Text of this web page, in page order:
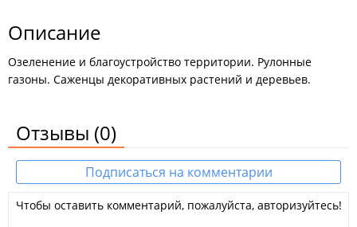
Описание
Озеленение и благоустройство территории. Рулонные
газоны. Саженцы декоративных растений и деревьев.
Отзывы (0)
Подписаться на комментарии
Чтобы оставить комментарий, пожалуйста, авторизуйтесь!